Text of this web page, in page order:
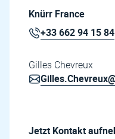
Knürr France
+33 662 94 15 84
Gilles Chevreux
Jetzt Kontakt